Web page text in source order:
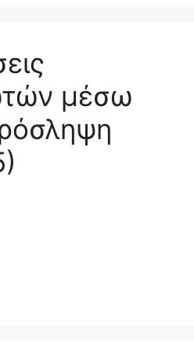
μέσω